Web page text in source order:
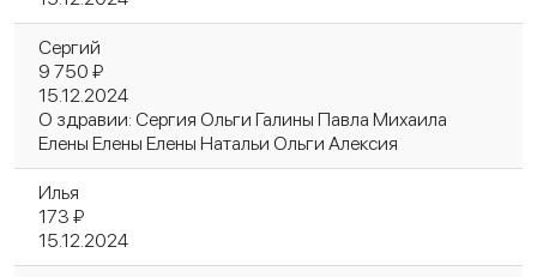
Сергий
9 750 ₽
15.12.2024
О здравии: Сергия Ольги Галины Павла Михаила
Елены Елены Елены Натальи Ольги Алексия
Илья
173 ₽
15.12.2024